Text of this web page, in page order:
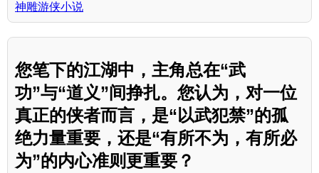
神雕游侠小说
您笔下的江湖中，主角总在“武
功”与“道义”间挣扎。您认为，对一位
真正的侠者而言，是“以武犯禁”的孤
绝力量重要，还是“有所不为，有所必
为”的内心准则更重要？